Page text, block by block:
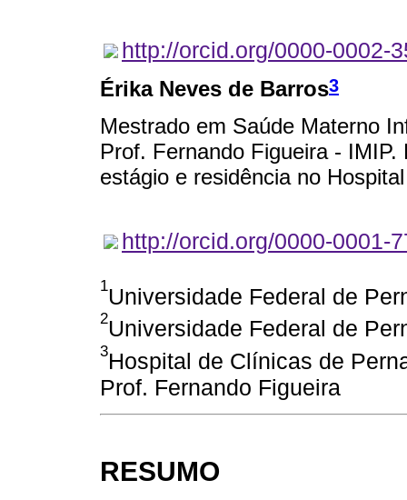
http://orcid.org/0000-0002-
Érika Neves de Barros3
Mestrado em Saúde Materno
Prof. Fernando Figueira -
estágio e residência no
http://orcid.org/0000-0001-
1Universidade Federal de
2Universidade Federal de
3Hospital de Clínicas de
Prof. Fernando Figueira
RESUMO